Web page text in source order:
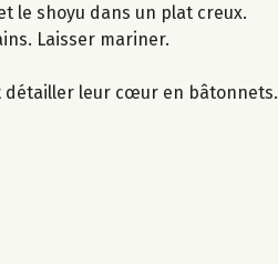
le shoyu dans un plat creux.
Laisser mariner.
détailler leur cœur en bâtonnets.